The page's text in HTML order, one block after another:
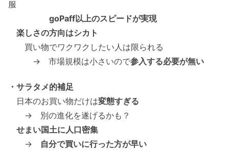
服
goPaff以上のスピードが実現
楽しさの方向はシカト
買い物でワクワクしたい人は限られる
→ 市場規模は小さいので参入する必要が無い
・サラタメ的補足
日本のお買い物だけは変態すぎる
→ 別の進化を遂げるかも？
せまい国土に人口密集
→ 自分で買いに行った方が早い